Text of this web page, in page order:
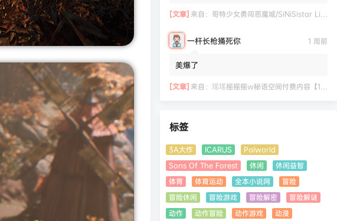
[文章] 来自： 哥特少女勇闯恶魔城/SiNiSistar Lite Version（Build.7793201+DLC+通关档）
一杆长枪捅死你 1 周前
美爆了
[文章] 来自： 瑶瑶摇摇摇w秘语空间付费内容【11.06】
标签
3A大作 ICARUS
Palworld
Sons Of The Forest
休闲
休闲益智
体育
体育运动 全本小说网
冒险
冒险休闲
冒险游戏 冒险解密
冒险解谜
动作
动作冒险 动作游戏
动漫